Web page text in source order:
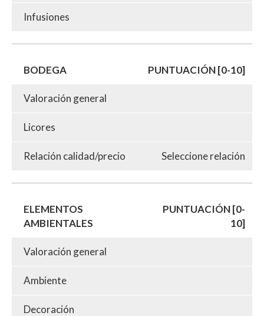
Infusiones
BODEGA PUNTUACIÓN [0-10]
Valoración general
Licores
Relación calidad/precio Seleccione relación
ELEMENTOS
AMBIENTALES
PUNTUACIÓN [0-
10]
Valoración general
Ambiente
Decoración